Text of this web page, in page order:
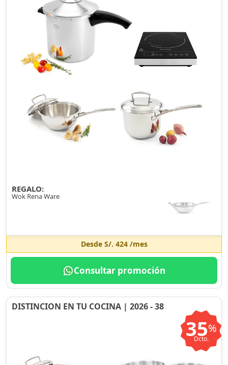
REGALO:
Wok Rena Ware
Desde S/. 424/mes
Consultar promoción
DISTINCION EN TU COCINA | 2026 - 38
35%
Dcto.